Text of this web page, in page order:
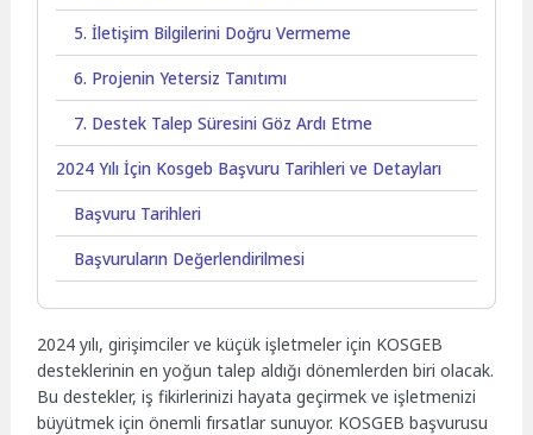
5. İletişim Bilgilerini Doğru Vermeme
6. Projenin Yetersiz Tanıtımı
7. Destek Talep Süresini Göz Ardı Etme
2024 Yılı İçin Kosgeb Başvuru Tarihleri ve Detayları
Başvuru Tarihleri
Başvuruların Değerlendirilmesi
2024 yılı, girişimciler ve küçük işletmeler için KOSGEB
desteklerinin en yoğun talep aldığı dönemlerden biri olacak.
Bu destekler, iş fikirlerinizi hayata geçirmek ve işletmenizi
büyütmek için önemli fırsatlar sunuyor. KOSGEB başvurusu